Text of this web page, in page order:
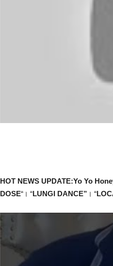
HOT NEWS UPDATE:Yo Yo
DOSE“। “LUNGI DANCE” । “